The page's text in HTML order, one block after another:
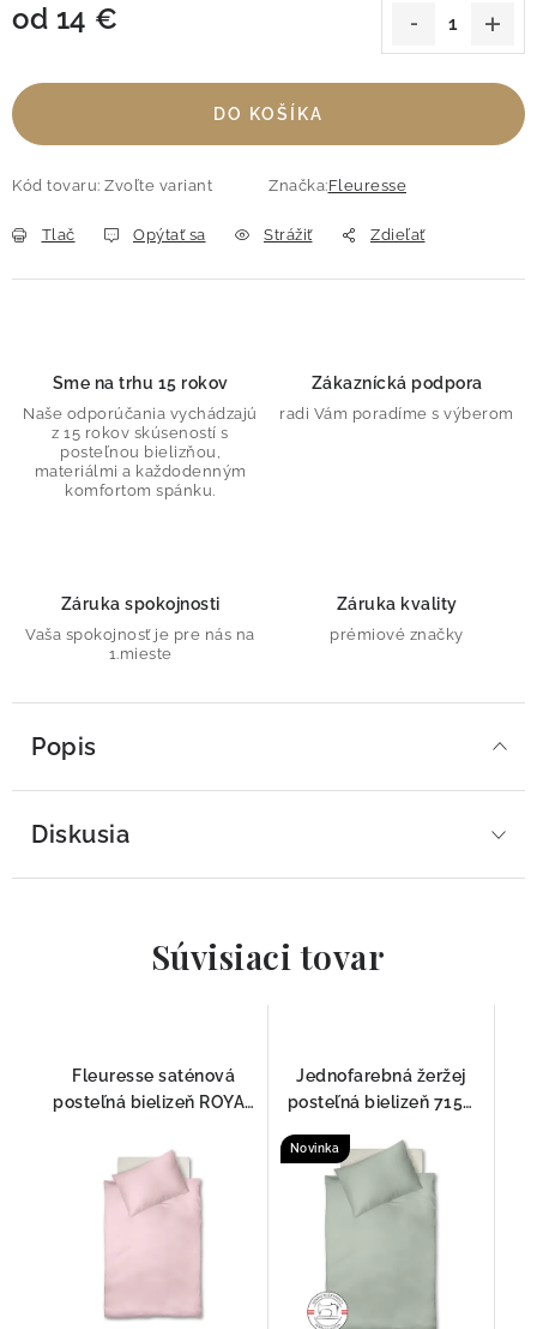
od 14 €
DO KOŠÍKA
Kód tovaru: Zvoľte variant Značka:Fleuresse
Tlač Opýtať sa Strážiť Zdieľať
Sme na trhu 15 rokov
Naše odporúčania vychádzajú
z 15 rokov skúseností s
posteľnou bielizňou,
materiálmi a každodenným
komfortom spánku.
Zákaznícká podpora
radi Vám poradíme s výberom
Záruka spokojnosti
Vaša spokojnosť je pre nás na
1.mieste
Záruka kvality
prémiové značky
Popis
Diskusia
Súvisiaci tovar
Fleuresse saténová
posteľná bielizeň ROYAL
Jednofarebná žeržej
posteľná bielizeň 7150
Novinka